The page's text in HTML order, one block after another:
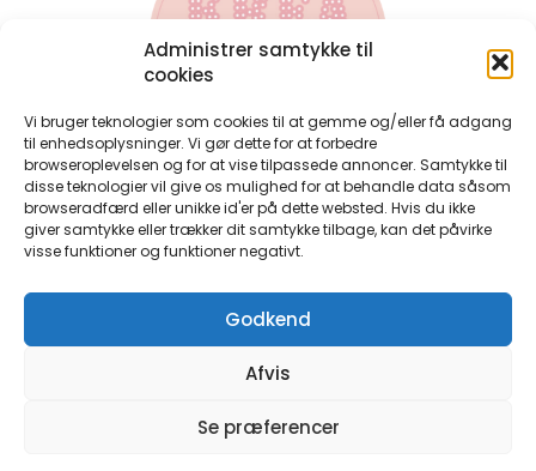
Administrer samtykke til
cookies
Vi bruger teknologier som cookies til at gemme og/eller få adgang
til enhedsoplysninger. Vi gør dette for at forbedre
browseroplevelsen og for at vise tilpassede annoncer. Samtykke til
disse teknologier vil give os mulighed for at behandle data såsom
browseradfærd eller unikke id'er på dette websted. Hvis du ikke
giver samtykke eller trækker dit samtykke tilbage, kan det påvirke
visse funktioner og funktioner negativt.
Godkend
Afvis
Se præferencer
Kontakt
Har du spørgsmål til bøgerne, eller har du spørgsmål til en
bestilling du allerede har lavet, så kontakt mig på:
Ønsker du et samarbejde, eller er du forhandler og ønsker
at have perlebøgerne i din butik, så skriv endelig.
Persondatapolitik